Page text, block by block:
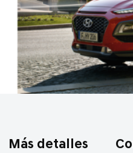
comienzo
Más detalles